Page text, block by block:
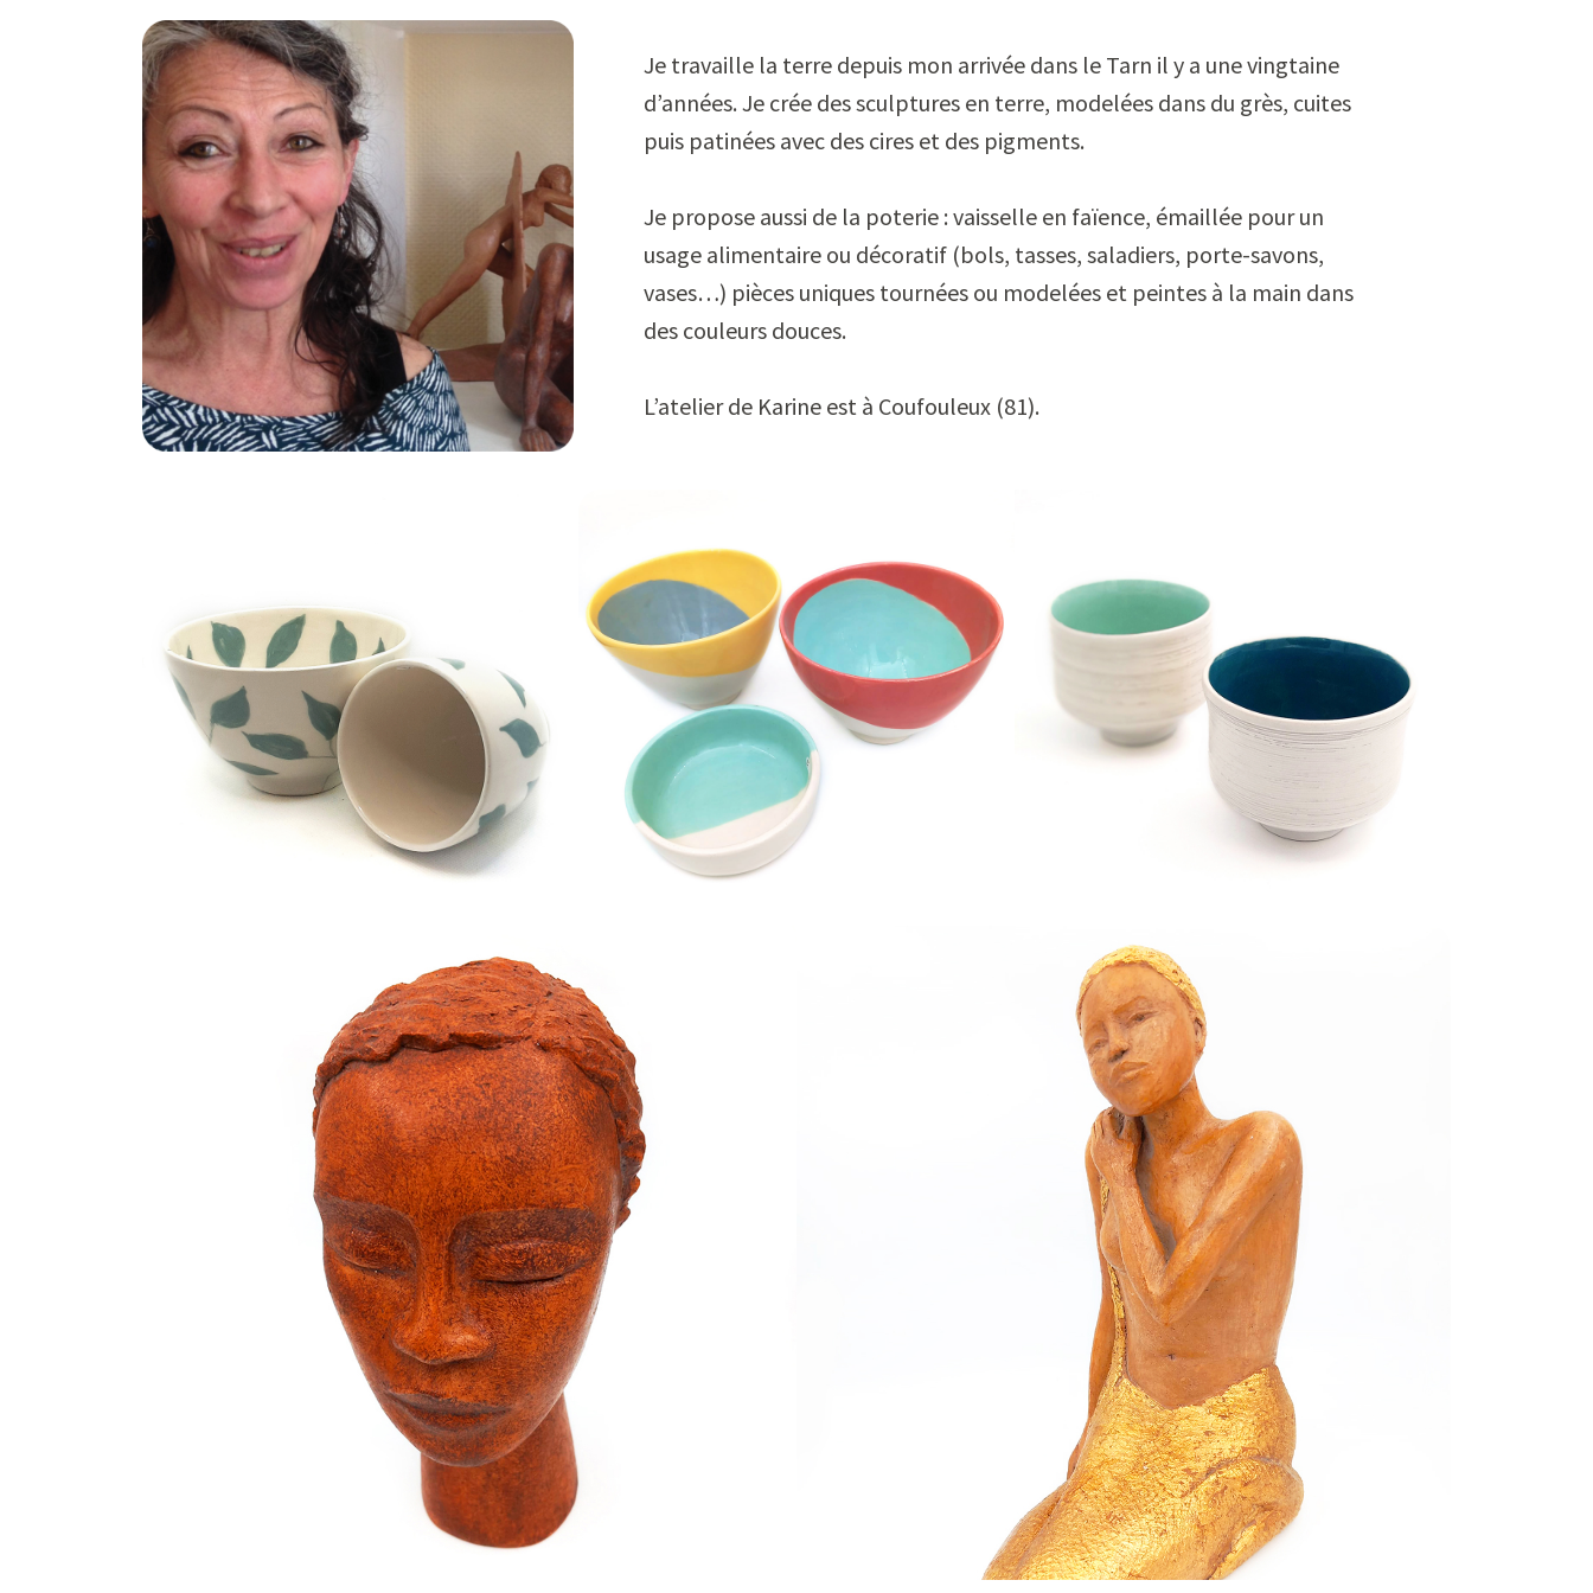
Je travaille la terre depuis mon arrivée dans le Tarn il y a une vingtaine
d’années. Je crée des sculptures en terre, modelées dans du grès, cuites
puis patinées avec des cires et des pigments.
Je propose aussi de la poterie : vaisselle en faïence, émaillée pour un
usage alimentaire ou décoratif (bols, tasses, saladiers, porte-savons,
vases…) pièces uniques tournées ou modelées et peintes à la main dans
des couleurs douces.
L’atelier de Karine est à Coufouleux (81).